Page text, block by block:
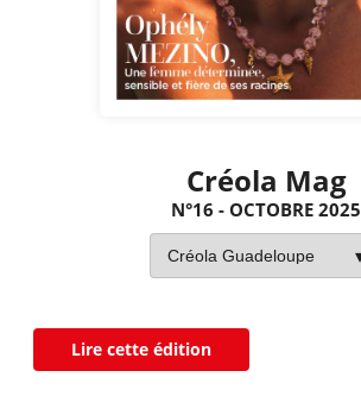
Créola Mag
N°16 - OCTOBRE 2025
Lire cette édition